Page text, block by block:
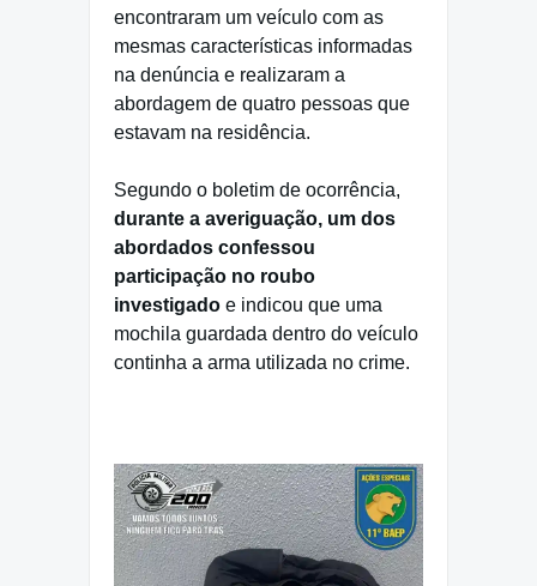
encontraram um veículo com as
mesmas características informadas
na denúncia e realizaram a
abordagem de quatro pessoas que
estavam na residência.
Segundo o boletim de ocorrência,
durante a averiguação, um dos
abordados confessou
participação no roubo
investigado e indicou que uma
mochila guardada dentro do veículo
continha a arma utilizada no crime.